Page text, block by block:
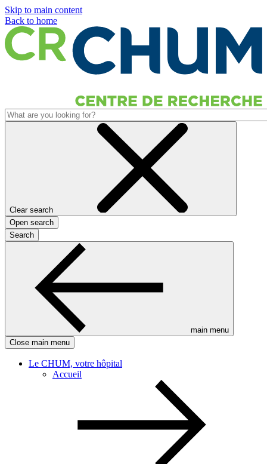
Skip to main content
Back to home
Clear search
Open search
Search
main menu
Close main menu
Le CHUM, votre hôpital
Accueil